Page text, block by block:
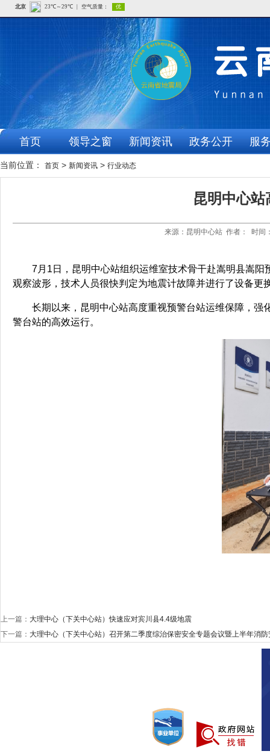
首页 领导之窗 新闻资讯 政务公开 服
当前位置： 首页 > 新闻资讯 > 行业动态
昆明中心
来源：昆明中心站 作者： 时间
7月1日，昆明中心站组织运维室技术骨干赴嵩明县嵩
观察波形，技术人员很快判定为地震计故障并进行了设备更
长期以来，昆明中心站高度重视预警台站运维保障，强
警台站的高效运行。
上一篇： 大理中心（下关中心站）快速应对宾川县4.4级地震
下一篇： 大理中心（下关中心站）召开第二季度综治保密安全专题会议暨上半年消